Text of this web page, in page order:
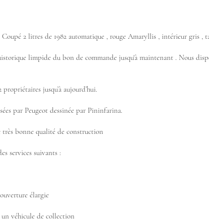
2 litres de 1982 automatique , rouge Amaryllis , intérieur gris ,
limpide du bon de commande jusqu'à maintenant . Nous
jusqu’à aujourd’hui.
par Peugeot dessinée par Pininfarina.
bonne qualité de construction
services suivants :
élargie
un véhicule de collection